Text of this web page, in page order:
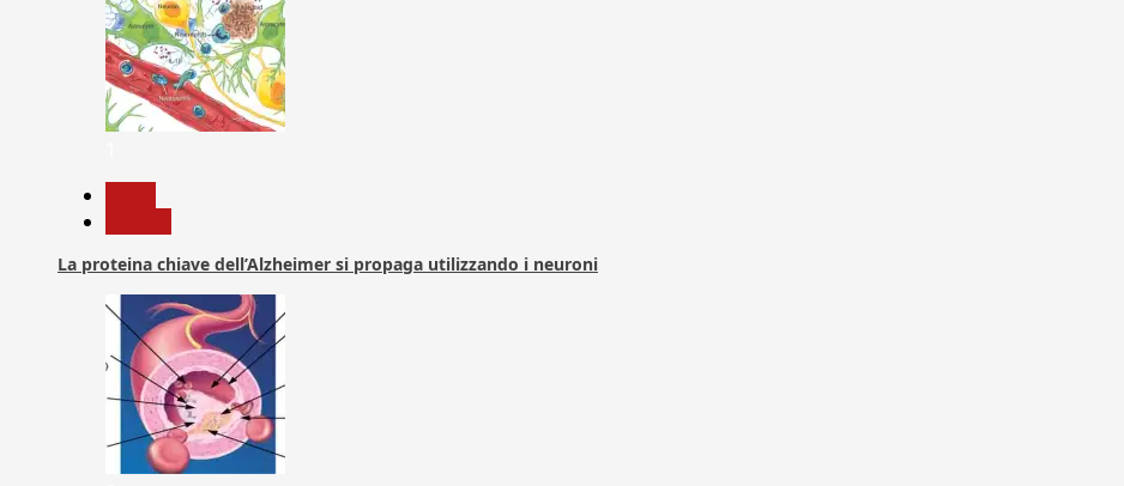
La proteina chiave dell’Alzheimer si propaga utilizzando i neuroni